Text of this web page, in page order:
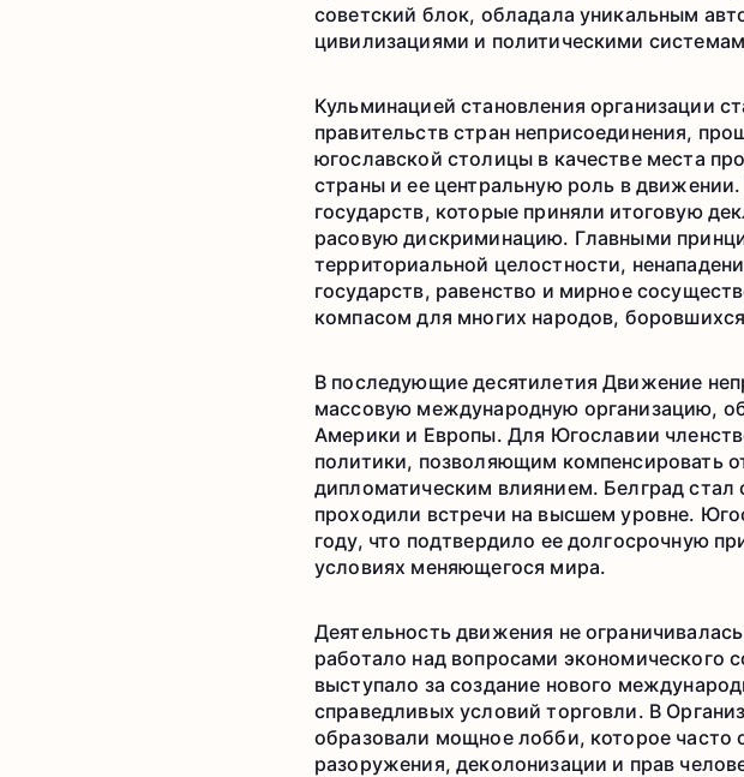
советский блок, обладала уникальным
цивилизациями и политическими
Кульминацией становления организации
правительств стран неприсоединения,
югославской столицы в качестве места
страны и ее центральную роль в
государств, которые приняли итоговую
расовую дискриминацию. Главными
территориальной целостности,
государств, равенство и мирное
компасом для многих народов,
В последующие десятилетия Движение
массовую международную организацию,
Америки и Европы. Для Югославии
политики, позволяющим компенсировать
дипломатическим влиянием. Белград
проходили встречи на высшем уровне.
году, что подтвердило ее долгосрочную
условиях меняющегося мира.
Деятельность движения не
работало над вопросами экономического
выступало за создание нового
справедливых условий торговли. В
образовали мощное лобби, которое
разоружения, деколонизации и прав